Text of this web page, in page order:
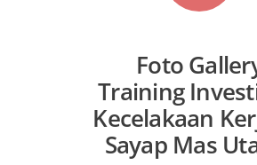
Foto
Training
Kecelakaan
Sayap Mas